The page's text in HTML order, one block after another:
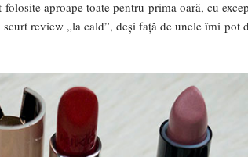
aproape toate pentru prima oară, cu
review „la cald”, deși față de unele îmi pot